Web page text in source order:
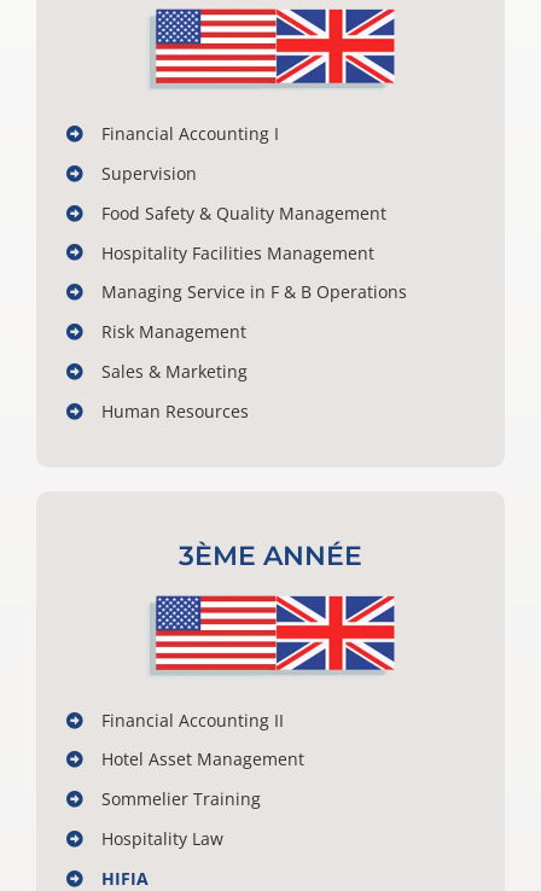
Financial Accounting I
Supervision
Food Safety & Quality Management
Hospitality Facilities Management
Managing Service in F & B Operations
Risk Management
Sales & Marketing
Human Resources
3ÈME ANNÉE
Financial Accounting II
Hotel Asset Management
Sommelier Training
Hospitality Law
HIFIA